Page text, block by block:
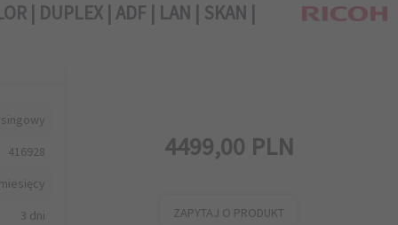
| DUPLEX | ADF | LAN | SKAN |
416928
3 dni
4499,00 PLN
ZAPYTAJ O PRODUKT